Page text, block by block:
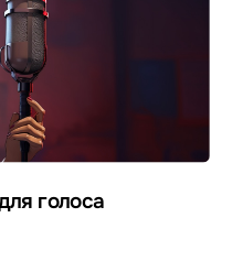
голоса